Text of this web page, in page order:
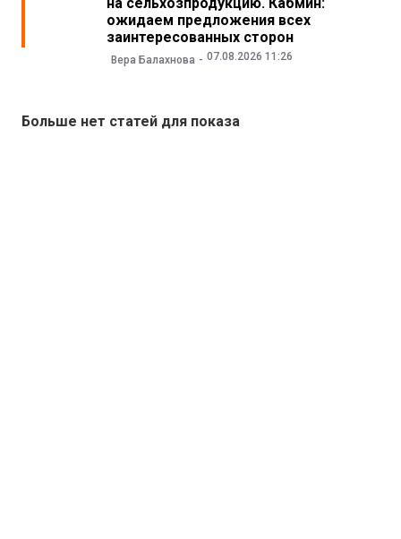
ожидаем предложения всех
заинтересованных сторон
Вера Балахнова 07.08.2026 11:26
Больше нет статей для показа